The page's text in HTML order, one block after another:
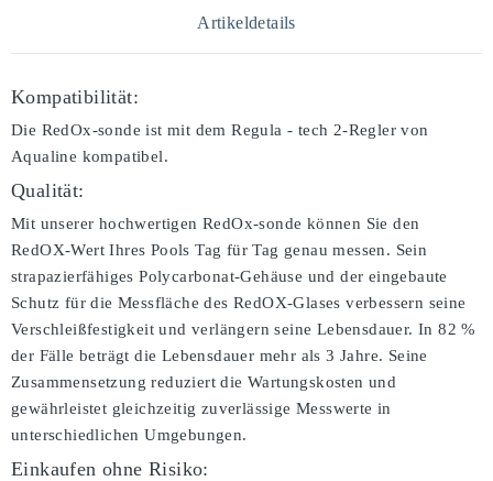
Artikeldetails
Kompatibilität:
Die RedOx-sonde ist mit dem Regula - tech 2-Regler von
Aqualine kompatibel.
Qualität:
Mit unserer hochwertigen RedOx-sonde können Sie den
RedOX-Wert Ihres Pools Tag für Tag genau messen. Sein
strapazierfähiges Polycarbonat-Gehäuse und der eingebaute
Schutz für die Messfläche des RedOX-Glases verbessern seine
Verschleißfestigkeit und verlängern seine Lebensdauer. In 82 %
der Fälle beträgt die Lebensdauer mehr als 3 Jahre. Seine
Zusammensetzung reduziert die Wartungskosten und
gewährleistet gleichzeitig zuverlässige Messwerte in
unterschiedlichen Umgebungen.
Einkaufen ohne Risiko: